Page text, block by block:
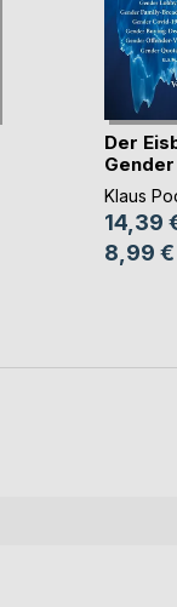
Der
Gender
Klaus
14,39
8,99 €